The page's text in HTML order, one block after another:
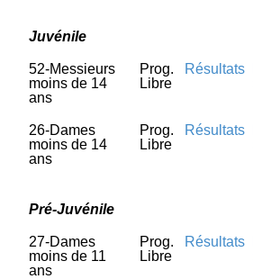
Juvénile
52-Messieurs
moins de 14
ans
Prog.
Libre
Résultats
26-Dames
moins de 14
ans
Prog.
Libre
Résultats
Pré-Juvénile
27-Dames
moins de 11
ans
Prog.
Libre
Résultats